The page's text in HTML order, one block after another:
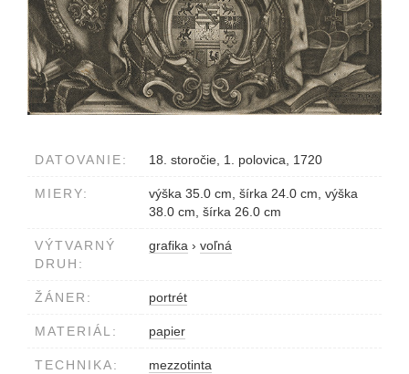
DATOVANIE: 18. storočie, 1. polovica, 1720
MIERY:
výška 35.0 cm, šírka 24.0 cm, výška
38.0 cm, šírka 26.0 cm
VÝTVARNÝ
DRUH:
grafika › voľná
ŽÁNER: portrét
MATERIÁL: papier
TECHNIKA: mezzotinta